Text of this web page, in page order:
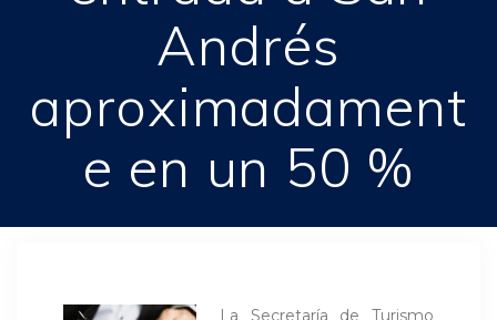
Andrés
aproximadament
e en un 50 %
La Secretaría de Turismo